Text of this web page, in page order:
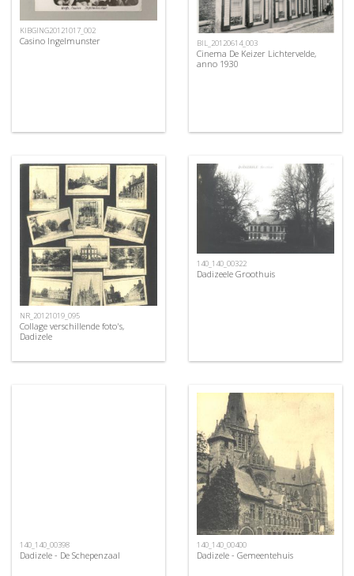
KIBGING20121017_002
Casino Ingelmunster BIL_20120614_003
Cinema De Keizer Lichtervelde,
anno 1930
NR_20121019_095
Collage verschillende foto's,
Dadizele
140_140_00322
Dadizeele Groothuis
140_140_00398
Dadizele - De Schepenzaal
140_140_00400
Dadizele - Gemeentehuis